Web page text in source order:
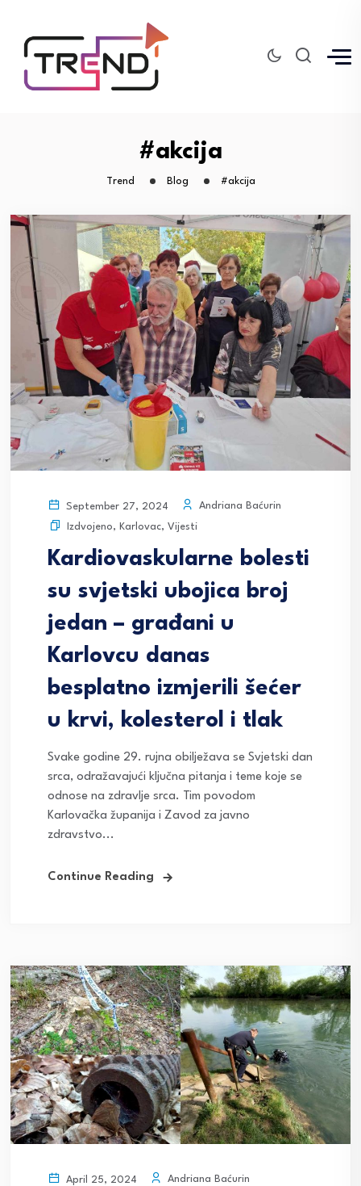
#akcija
Trend Blog #akcija
September 27, 2024
Andriana Baćurin
Izdvojeno, Karlovac, Vijesti
Kardiovaskularne bolesti
su svjetski ubojica broj
jedan – građani u
Karlovcu danas
besplatno izmjerili šećer
u krvi, kolesterol i tlak
Svake godine 29. rujna obilježava se Svjetski dan
srca, odražavajući ključna pitanja i teme koje se
odnose na zdravlje srca. Tim povodom
Karlovačka županija i Zavod za javno
zdravstvo...
Continue Reading
April 25, 2024
Andriana Baćurin